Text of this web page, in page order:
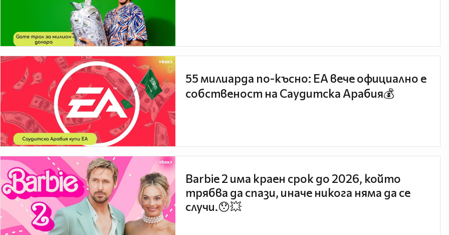
55 милиарда по-късно: EA вече официално е
собственост на Саудитска Арабия💰
Barbie 2 има краен срок до 2026, който
трябва да спази, иначе никога няма да се
случи.😯💥